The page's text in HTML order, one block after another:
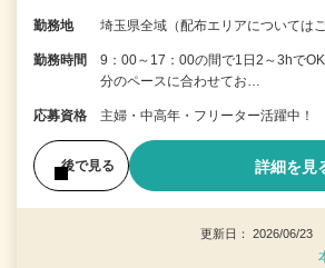
勤務地 埼玉県全域（配布エリアについては
勤務時間
9：00～17：00の間で1日2～3hで
分のペースに合わせてお…
応募資格 主婦・中高年・フリーター活躍中！
後で見る 詳細を見
更新日： 2026/06/23